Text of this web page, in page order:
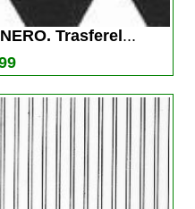
Trasferel ...